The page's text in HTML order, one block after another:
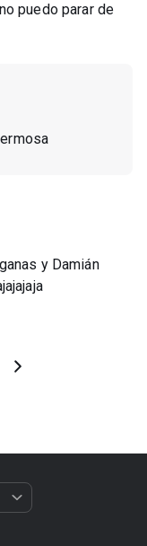
puedo parar de
y Damián